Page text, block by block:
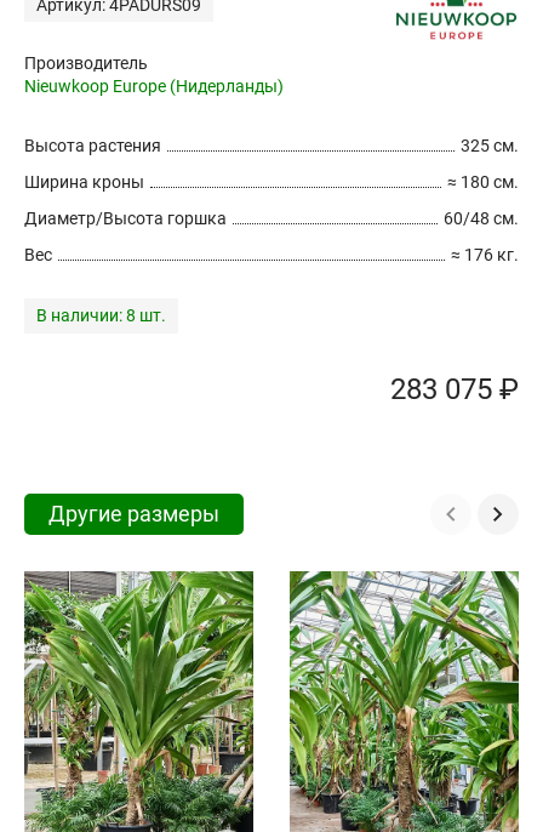
Артикул: 4PADURS09
Производитель
Nieuwkoop Europe (Нидерланды)
325 см.
Высота растения
≈ 180 см.
Ширина кроны
60/48 см.
Диаметр/Высота горшка
≈ 176 кг.
Вес
В наличии:8 шт.
283 075 ₽
Другие размеры